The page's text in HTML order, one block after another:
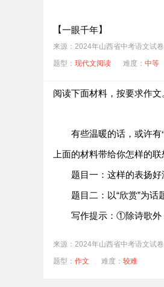
组长：我同意小文和
【一眼千年】
山西省博物院是一座
的文明史。龙年来临，在“
时代：商代
材质：青铜
用途：盛酒的器皿
发现地点：山西石楼县
一游难忘】
展练方式和VR等先进科技
来源：2024年山西省中考语文试卷
题型： 现代文阅读 难度： 中等
阅读下面材料，按要求作文
有些温暖的话，或许
上面的材料带给你怎样的
题目一 ：这样的表扬好
题目二 ：以“欣赏”为话
写作提示 ：①除诗歌
来源：2024年山西省中考语文试卷
题型： 作文 难度： 较难